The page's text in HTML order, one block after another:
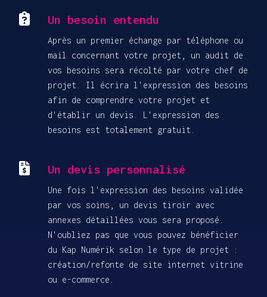
Points clésUn besoin entendu
Après un premier échange par téléphone ou
mail concernant votre projet, un audit de
vos besoins sera récolté par votre chef de
projet. Il écrira l'expression des besoins
afin de comprendre votre projet et
d'établir un devis. L'expression des
besoins est totalement gratuit.
Un devis personnalisé
Une fois l'expression des besoins validée
par vos soins, un devis tiroir avec
annexes détaillées vous sera proposé.
N'oubliez pas que vous pouvez bénéficier
du Kap Numérik selon le type de projet :
création/refonte de site internet vitrine
ou e-commerce.